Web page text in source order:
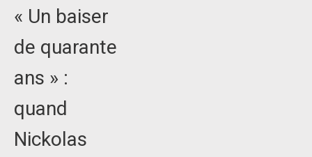
« Un baiser
de quarante
ans » :
quand
Nickolas